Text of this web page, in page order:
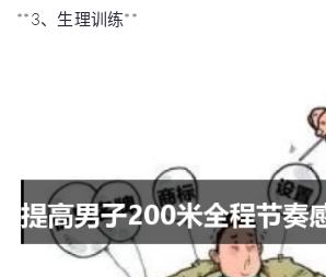
**3、生理训练**